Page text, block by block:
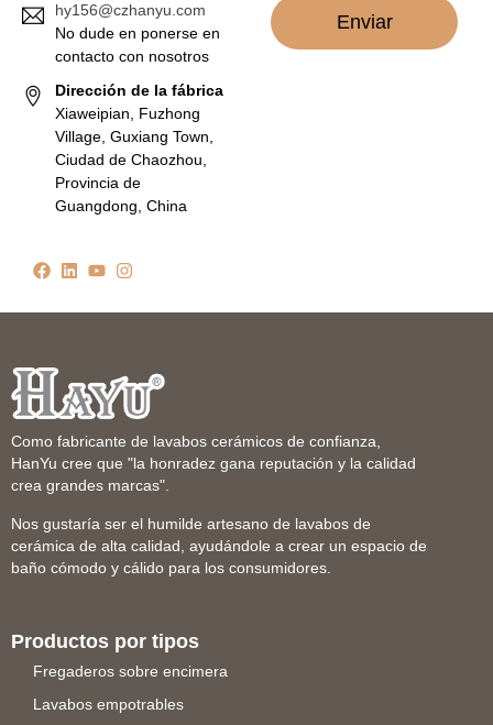
hy156@czhanyu.com
No dude en ponerse en
contacto con nosotros
Dirección de la fábrica
Xiaweipian, Fuzhong
Village, Guxiang Town,
Ciudad de Chaozhou,
Provincia de
Guangdong, China
Enviar
Como fabricante de lavabos cerámicos de confianza,
HanYu cree que "la honradez gana reputación y la calidad
crea grandes marcas".
Nos gustaría ser el humilde artesano de lavabos de
cerámica de alta calidad, ayudándole a crear un espacio de
baño cómodo y cálido para los consumidores.
Productos por tipos
Fregaderos sobre encimera
Lavabos empotrables